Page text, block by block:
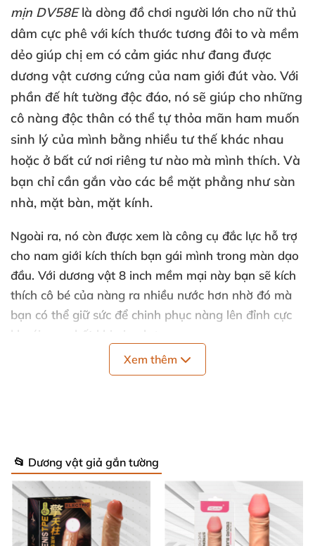
mịn DV58E là dòng đồ chơi người lớn cho nữ thủ
dâm cực phê với kích thước tương đôi to và mềm
dẻo giúp chị em có cảm giác như đang được
dương vật cương cứng của nam giới đút vào. Với
phần đế hít tường độc đáo, nó sẽ giúp cho những
cô nàng độc thân có thể tự thỏa mãn ham muốn
sinh lý của mình bằng nhiều tư thế khác nhau
hoặc ở bất cứ nơi riêng tư nào mà mình thích. Và
bạn chỉ cần gắn vào các bề mặt phẳng như sàn
nhà, mặt bàn, mặt kính.
Ngoài ra, nó còn được xem là công cụ đắc lực hỗ trợ
cho nam giới kích thích bạn gái mình trong màn dạo
đầu. Với dương vật 8 inch mềm mại này bạn sẽ kích
thích cô bé của nàng ra nhiều nước hơn nhờ đó mà
bạn có thể giữ sức để chinh phục nàng lên đỉnh cực
khoái cao nhất khi giao hợp.
Thông tin chi tiết về Dương vật giả
Thể loại: Đồ chơi cho nữ, Dương vật giả gắn tường.
Tính năng: Kích thích điểm G âm đạo
, giải tỏa nhu
cầu sinh lý nữ hiệu quả
, hỗ trợ chuyện phòng the
cặp đôi.
Xem thêm
📂 Dương vật giả gắn tường